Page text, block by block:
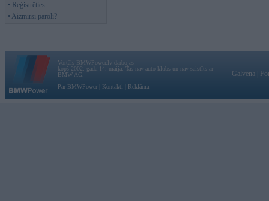
• Reģistrēties
• Aizmirsi paroli?
Vortāls BMWPower.lv darbojas
kopš 2002. gada 14. maija. Tas nav auto klubs un nav saistīts ar
BMW AG.
Par BMWPower
Kontakti Reklāma
Galvena